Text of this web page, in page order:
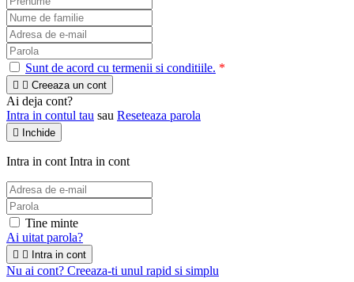
Sunt de acord cu termenii si conditiile. *
  Creeaza un cont
Ai deja cont?
Intra in contul tau sau Reseteaza parola
 Inchide
Intra in contIntra in cont
Tine minte
Ai uitat parola?
  Intra in cont
Nu ai cont? Creeaza-ti unul rapid si simplu